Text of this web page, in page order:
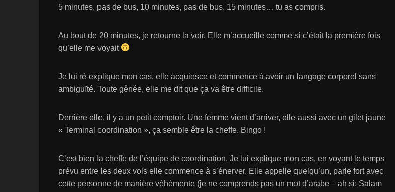
5 minutes, pas de bus, 10 minutes, pas de bus, 15 minutes… tu as compris.
Au bout de 20 minutes, je retourne la voir. Elle m’accueille comme si c’était la première fois
qu’elle me voyait
Je lui ré-explique mon cas, elle acquiesce et commence à avoir un langage corporel sans
ambiguïté. Toute gênée, elle me dit que ça va être difficile.
Derrière elle, il y a un petit comptoir. Une femme vient d’arriver, elle aussi avec un gilet jaune
« Terminal coordination », ça semble être la cheffe. Bingo !
C’est bien la cheffe de l’équipe de coordination. Je lui explique mon cas, en voyant le temps
prévu entre les deux vols elle commence à s’énerver. Elle appelle quelqu’un, parle fort avec
cette personne de manière véhémente (je ne comprends pas un mot d’arabe – ah si: Salam